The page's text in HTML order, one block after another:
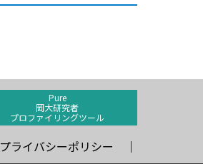
Pure
岡大研究者
プロファイリングツール
プライバシーポリシー